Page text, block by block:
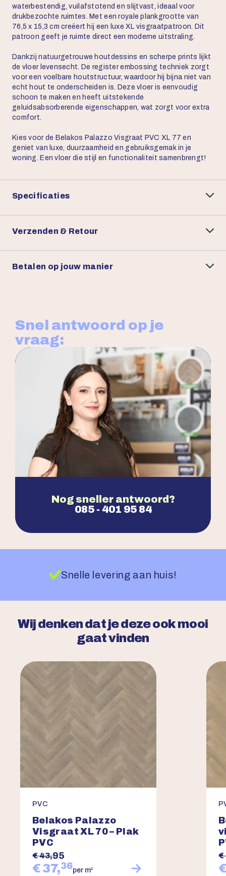
waterbestendig, vuilafstotend en slijtvast, ideaal voor
drukbezochte ruimtes. Met een royale plankgrootte van
76,5 x 15,3 cm creëert hij een luxe XL visgraatpatroon. Dit
patroon geeft je ruimte direct een moderne uitstraling.
Dankzij natuurgetrouwe houtdessins en scherpe prints lijkt
de vloer levensecht. De register embossing techniek zorgt
voor een voelbare houtstructuur, waardoor hij bijna niet van
echt hout te onderscheiden is. Deze vloer is eenvoudig
schoon te maken en heeft uitstekende
geluidsabsorberende eigenschappen, wat zorgt voor extra
comfort.
Kies voor de Belakos Palazzo Visgraat PVC XL 77 en
geniet van luxe, duurzaamheid en gebruiksgemak in je
woning. Een vloer die stijl en functionaliteit samenbrengt!
Specificaties
Verzenden & Retour
Betalen op jouw manier
Snel antwoord op je
vraag:
Nog sneller antwoord?
085 - 401 95 84
Snelle levering aan huis!
Wij denken dat je deze ook mooi
gaat vinden
PVC
Belakos Palazzo
Visgraat XL 70 – Plak
PVC
€ 43,95
€ 37,36per m2
€